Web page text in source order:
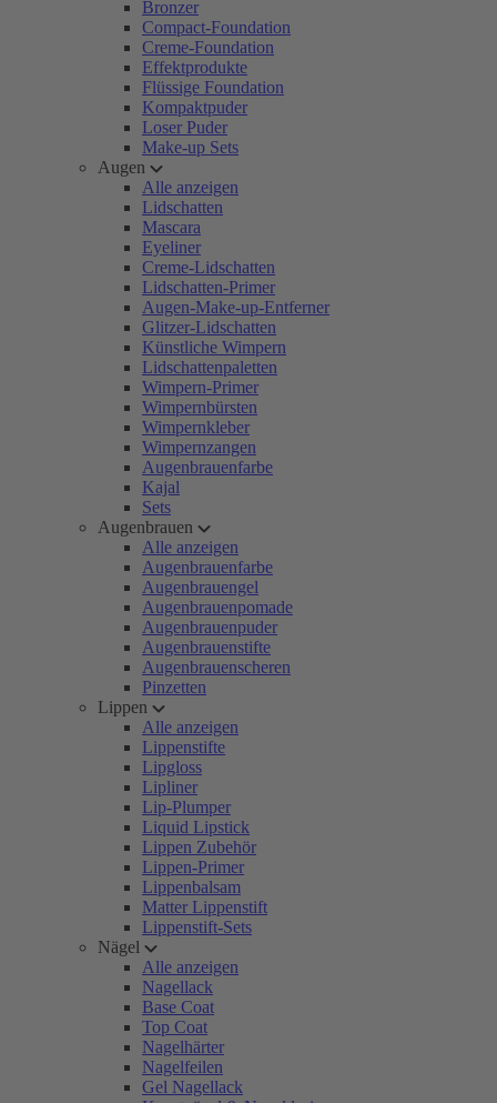
Bronzer
Compact-Foundation
Creme-Foundation
Effektprodukte
Flüssige Foundation
Kompaktpuder
Loser Puder
Make-up Sets
Augen
Alle anzeigen
Lidschatten
Mascara
Eyeliner
Creme-Lidschatten
Lidschatten-Primer
Augen-Make-up-Entferner
Glitzer-Lidschatten
Künstliche Wimpern
Lidschattenpaletten
Wimpern-Primer
Wimpernbürsten
Wimpernkleber
Wimpernzangen
Augenbrauenfarbe
Kajal
Sets
Augenbrauen
Alle anzeigen
Augenbrauenfarbe
Augenbrauengel
Augenbrauenpomade
Augenbrauenpuder
Augenbrauenstifte
Augenbrauenscheren
Pinzetten
Lippen
Alle anzeigen
Lippenstifte
Lipgloss
Lipliner
Lip-Plumper
Liquid Lipstick
Lippen Zubehör
Lippen-Primer
Lippenbalsam
Matter Lippenstift
Lippenstift-Sets
Nägel
Alle anzeigen
Nagellack
Base Coat
Top Coat
Nagelhärter
Nagelfeilen
Gel Nagellack